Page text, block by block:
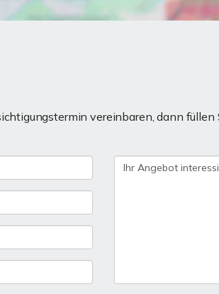
vereinbaren, dann